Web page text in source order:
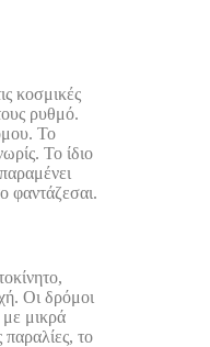
κοσμικές
ρυθμό.
Το
Το ίδιο
φαντάζεσαι.
Οι δρόμοι
με μικρά
το